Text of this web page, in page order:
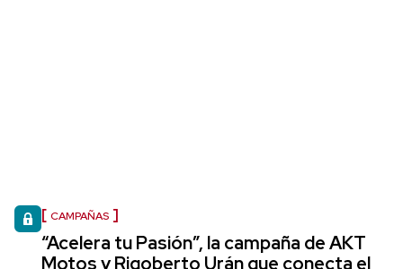
CAMPAÑAS
“Acelera tu Pasión”, la campaña de AKT
Motos y Rigoberto Urán que conecta el